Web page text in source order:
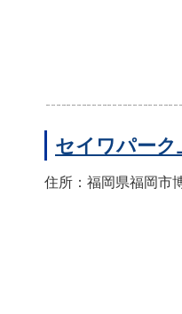
セイワパーク
住所：福岡県福岡市